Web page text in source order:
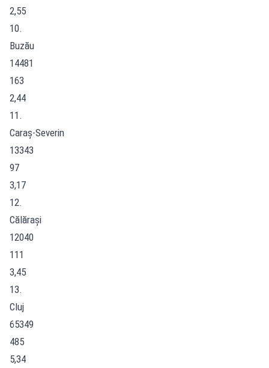
2,55
10.
Buzău
14481
163
2,44
11.
Caraș-Severin
13343
97
3,17
12.
Călărași
12040
111
3,45
13.
Cluj
65349
485
5,34